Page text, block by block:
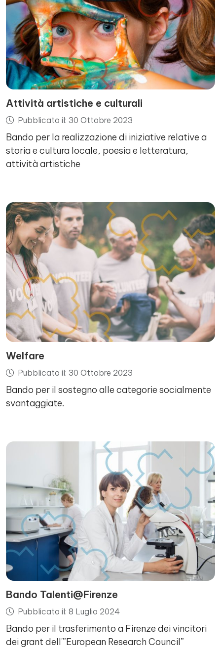
Attività artistiche e culturali
Pubblicato il: 30 Ottobre 2023
Bando per la realizzazione di iniziative relative a
storia e cultura locale, poesia e letteratura,
attività artistiche
Welfare
Pubblicato il: 30 Ottobre 2023
Bando per il sostegno alle categorie socialmente
svantaggiate.
Bando Talenti@Firenze
Pubblicato il: 8 Luglio 2024
Bando per il trasferimento a Firenze dei vincitori
dei grant dell'”European Research Council”